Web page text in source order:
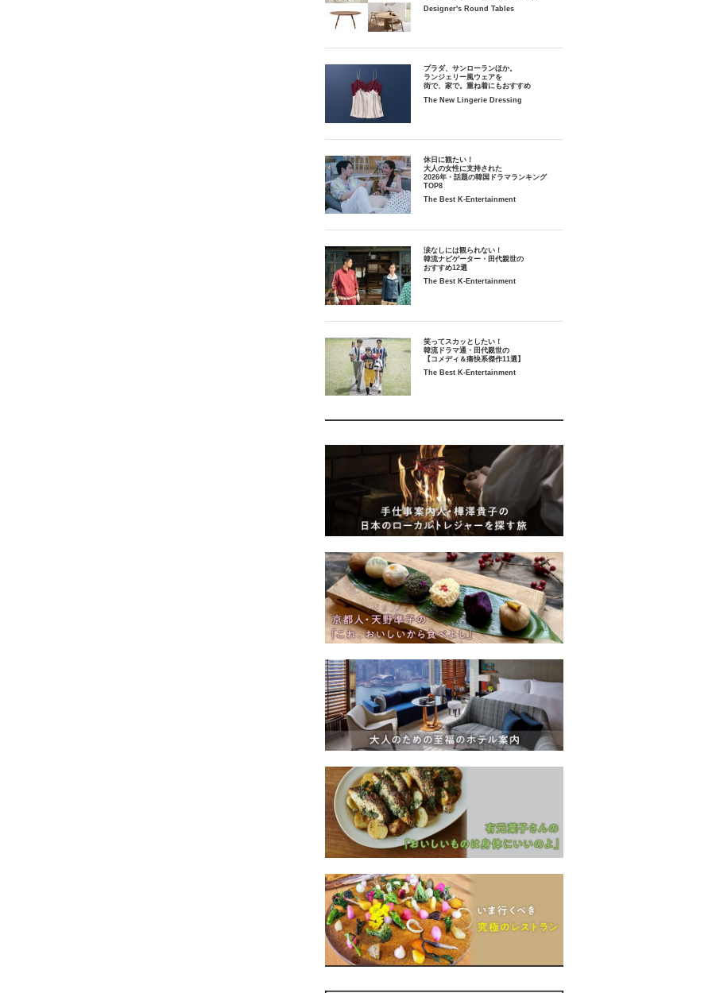
Designer's Round Tables
プラダ、サンローランほか。
ランジェリー風ウェアを
街で、家で。重ね着にもおすすめ
The New Lingerie Dressing
休日に観たい！
大人の女性に支持された
2026年・話題の韓国ドラマランキング
TOP8
The Best K-Entertainment
涙なしには観られない！
韓流ナビゲーター・田代親世の
おすすめ12選
The Best K-Entertainment
笑ってスカッとしたい！
韓流ドラマ通・田代親世の
【コメディ＆痛快系傑作11選】
The Best K-Entertainment